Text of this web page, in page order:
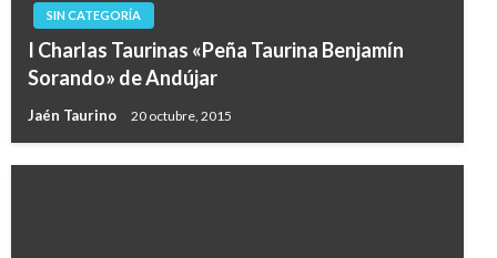
SIN CATEGORÍA
I Charlas Taurinas «Peña Taurina Benjamín
Sorando» de Andújar
Jaén Taurino 20 octubre, 2015